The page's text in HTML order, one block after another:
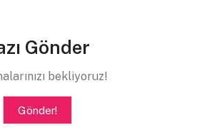
Gönder
bekliyoruz!
Gönder!